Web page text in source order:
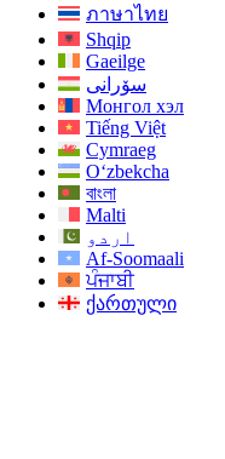
ภาษาไทย
Shqip
Gaeilge
سۆرانی
Монгол хэл
Tiếng Việt
Cymraeg
O‘zbekcha
বাংলা
Malti
اردو
Af-Soomaali
ਪੰਜਾਬੀ
ქართული